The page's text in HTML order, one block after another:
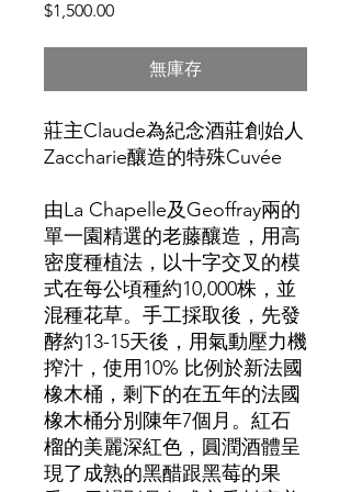
$1,500.00價
無庫存
莊主Claude為紀念酒莊創始人
Zaccharie釀造的特殊Cuvée
由La Chapelle及Geoffray兩的
單一園精選的老藤釀造，用高
密度種植法，以十字交叉的模
式在每公頃種約10,000株，並
混種花草。手工採取後，先發
酵約13-15天後，用氣動壓力機
搾汁，使用10% 比例於新法國
橡木桶，剩下的在五年的法國
橡木桶分別陳年7個月。紅石
榴的美麗深紅色，圓潤酒體呈
現了成熟的黑醋跟黑莓的果